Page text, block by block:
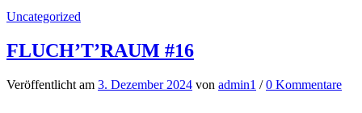
Uncategorized
FLUCH’T’RAUM #16
Veröffentlicht am 3. Dezember 2024 von admin1 /0 Kommentare